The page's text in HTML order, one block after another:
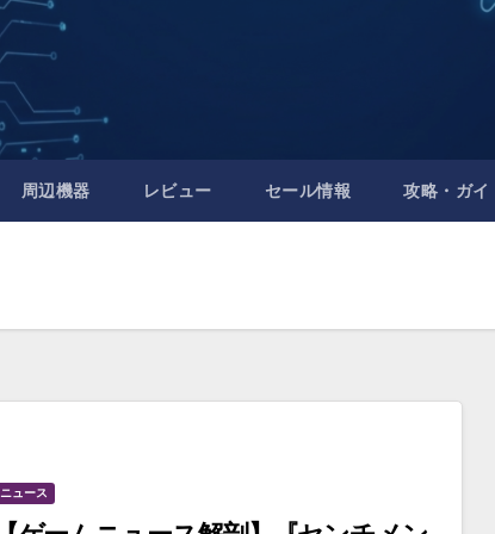
周辺機器 レビュー セール情報 攻略・ガイ
ニュース